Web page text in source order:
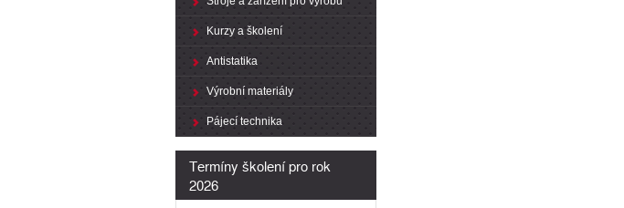
Kurzy a školení
Antistatika
Výrobní materiály
Pájecí technika
Termíny školení pro rok
2026